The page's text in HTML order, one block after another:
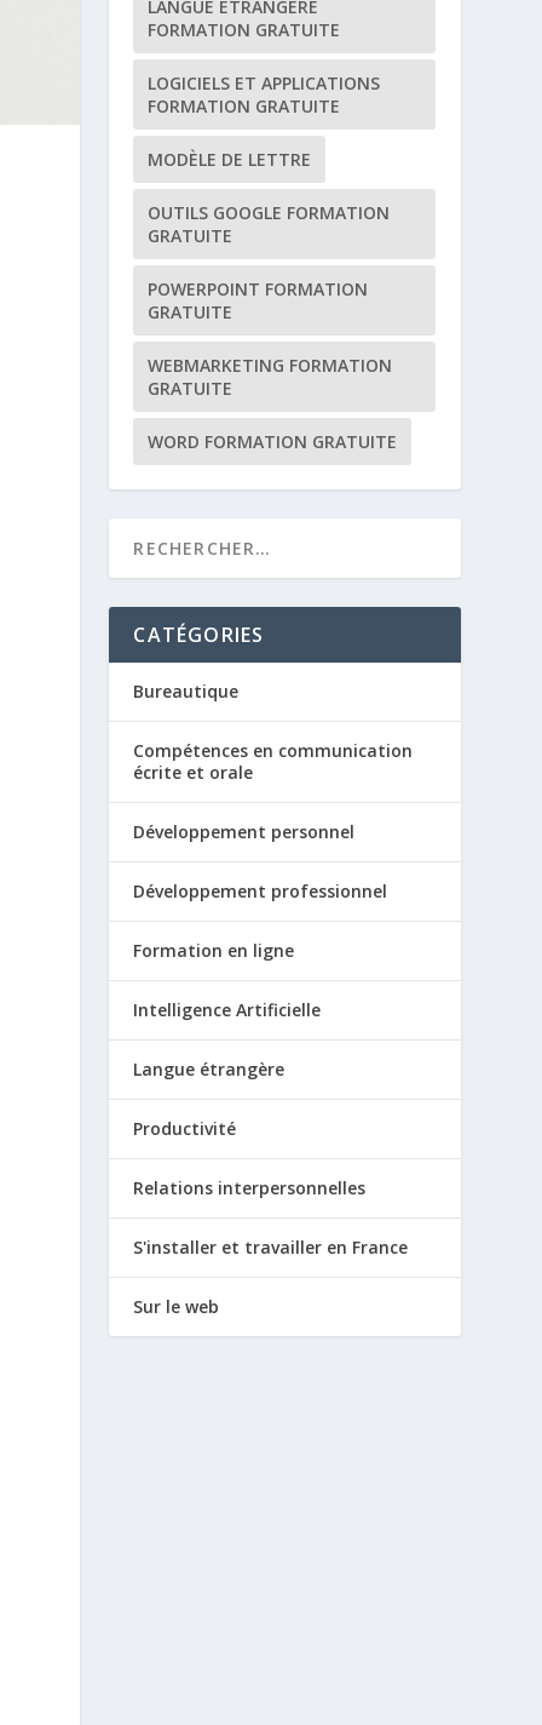
LANGUE ÉTRANGÈRE
FORMATION GRATUITE
LOGICIELS ET APPLICATIONS
FORMATION GRATUITE
MODÈLE DE LETTRE
OUTILS GOOGLE FORMATION
GRATUITE
POWERPOINT FORMATION
GRATUITE
WEBMARKETING FORMATION
GRATUITE
WORD FORMATION GRATUITE
CATÉGORIES
Bureautique
Compétences en communication
écrite et orale
Développement personnel
Développement professionnel
Formation en ligne
Intelligence Artificielle
Langue étrangère
Productivité
Relations interpersonnelles
S'installer et travailler en France
Sur le web